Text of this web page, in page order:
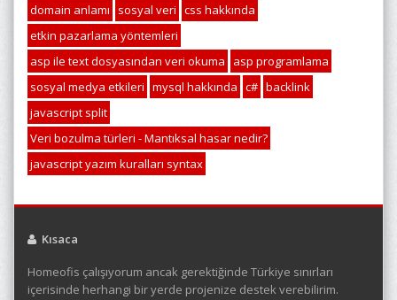
domain anlamı
sosyal veri css hakkında
etkin pazarlama yöntemleri
asp ile text dosyasından veri okuma
asp programlama
sosyal medya etkileri mysql hakkında c# backlink
javascript split
Veri bozulma türleri - Mantıksal hasar nedir?
javascript yazım kuralları syntax
Kısaca
Homeofis çalışıyorum ancak gerektiğinde Türkiye sınırları
içerisinde herhangi bir yerde projenize destek verebilirim.